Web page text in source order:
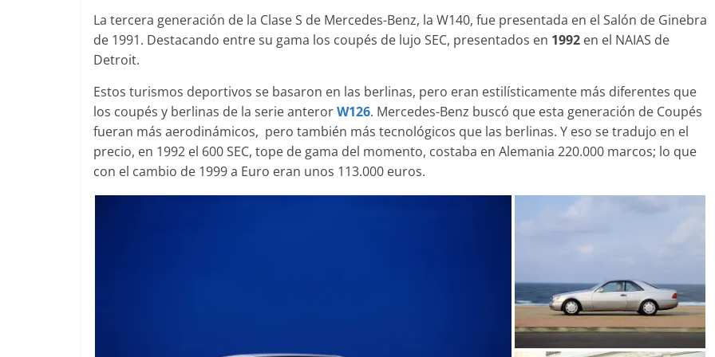
La tercera generación de la Clase S de Mercedes-Benz, la W140, fue presentada en el Salón de Ginebra
de 1991. Destacando entre su gama los coupés de lujo SEC, presentados en 1992 en el NAIAS de
Detroit.
Estos turismos deportivos se basaron en las berlinas, pero eran estilísticamente más diferentes que
los coupés y berlinas de la serie anterorW126. Mercedes-Benz buscó que esta generación de Coupés
fueran más aerodinámicos, pero también más tecnológicos que las berlinas. Y eso se tradujo en el
precio, en 1992 el 600 SEC, tope de gama del momento, costaba en Alemania 220.000 marcos; lo que
con el cambio de 1999 a Euro eran unos 113.000 euros.
Clase S Coupé W140: 30
años de uno de los
Mercedes-Benz más caros
31 de enero de 2022 mospotter84
Clásicos
Audi RS6: 20 años de
deportividad
25 de julio de 2022 mospotter84
50 años del Mercedes-
ESF 13: un experimento
seguridad